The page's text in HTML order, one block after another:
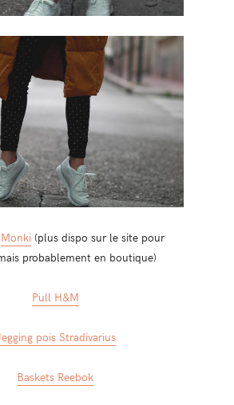
Monki (plus dispo sur le site pour
probablement en boutique)
Pull H&M
pois Stradivarius
Baskets Reebok